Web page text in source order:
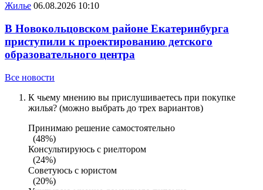
Жилье 06.08.2026 10:10
В Новокольцовском районе Екатеринбурга
приступили к проектированию детского
образовательного центра
Все новости
К чьему мнению вы прислушиваетесь при покупке
жилья? (можно выбрать до трех вариантов)
Принимаю решение самостоятельно
(48%)
Консультируюсь с риелтором
(24%)
Советуюсь с юристом
(20%)